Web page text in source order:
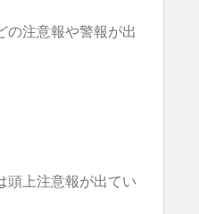
の注意報や警報が出
頭上注意報が出てい